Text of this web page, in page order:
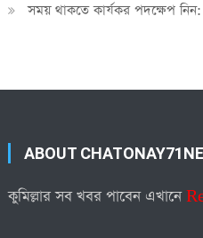
সময় থাকতে কার্যকর পদক্ষেপ
ABOUT
কুমিল্লার সব খবর পাবেন এখানে